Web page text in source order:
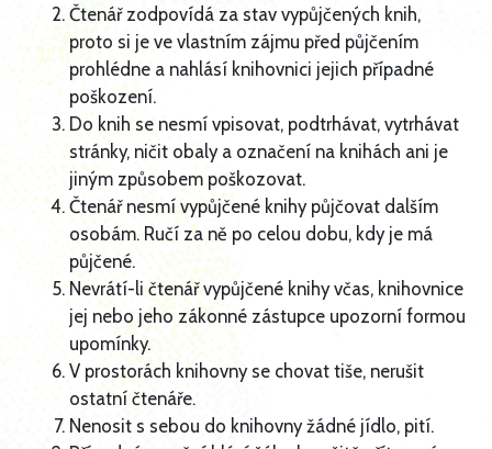
Čtenář zodpovídá za stav vypůjčených knih,
proto si je ve vlastním zájmu před půjčením
prohlédne a nahlásí knihovnici jejich případné
poškození.
Do knih se nesmí vpisovat, podtrhávat, vytrhávat
stránky, ničit obaly a označení na knihách ani je
jiným způsobem poškozovat.
Čtenář nesmí vypůjčené knihy půjčovat dalším
osobám. Ručí za ně po celou dobu, kdy je má
půjčené.
Nevrátí-li čtenář vypůjčené knihy včas, knihovnice
jej nebo jeho zákonné zástupce upozorní formou
upomínky.
V prostorách knihovny se chovat tiše, nerušit
ostatní čtenáře.
Nenosit s sebou do knihovny žádné jídlo, pití.